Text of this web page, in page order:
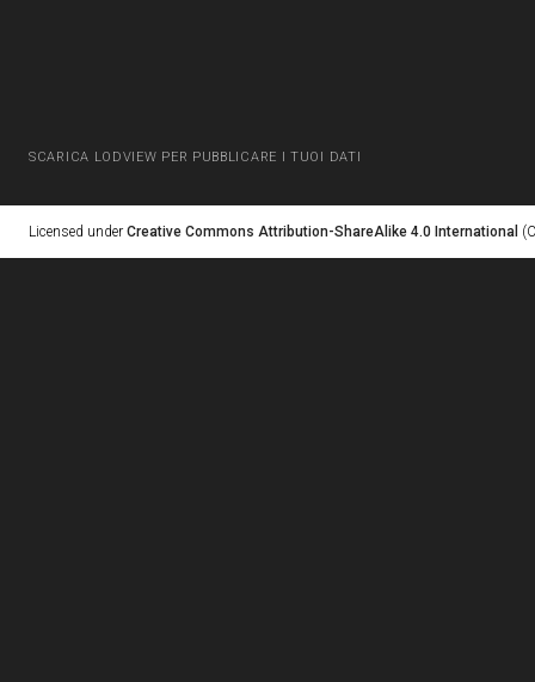
SCARICA LODVIEW PER PUBBLICARE I TUOI DATI
Licensed under Creative Commons Attribution-ShareAlike 4.0 International